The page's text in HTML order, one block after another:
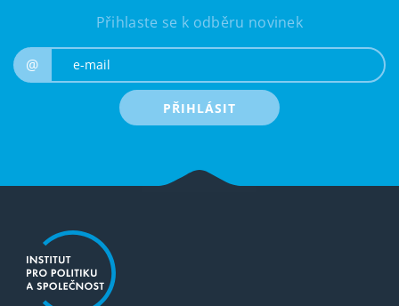
Přihlaste se k odběru novinek
@
PŘIHLÁSIT